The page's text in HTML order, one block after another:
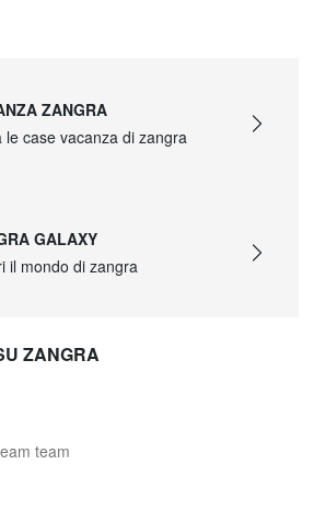
ZANGRA
le case vacanza di zangra
GALAXY
il mondo di zangra
ZANGRA
team